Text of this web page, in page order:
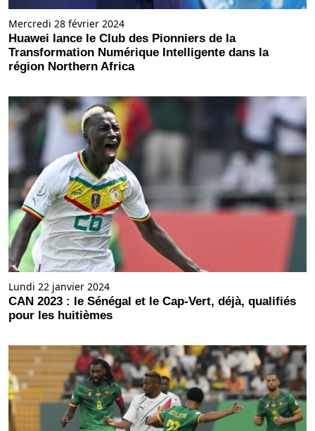
Mercredi 28 février 2024
Huawei lance le Club des Pionniers de la
Transformation Numérique Intelligente dans la
région Northern Africa
Lundi 22 janvier 2024
CAN 2023 : le Sénégal et le Cap-Vert, déjà, qualifiés
pour les huitièmes